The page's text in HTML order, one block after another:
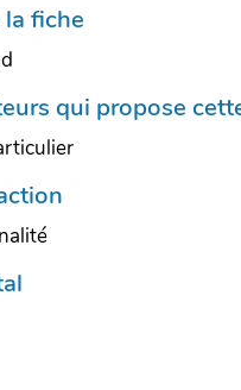
fiche
qui propose